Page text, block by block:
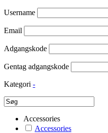
Username
Email
Adgangskode
Gentag adgangskode
Kategori -
Accessories
Accessories